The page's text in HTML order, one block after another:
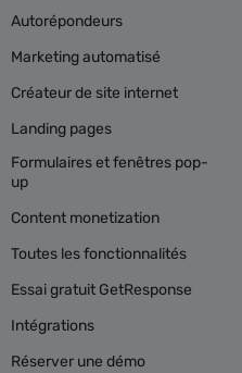
Autorépondeurs
Marketing automatisé
Créateur de site internet
Landing pages
Formulaires et fenêtres pop-
up
Content monetization
Toutes les fonctionnalités
Essai gratuit GetResponse
Intégrations
Réserver une démo